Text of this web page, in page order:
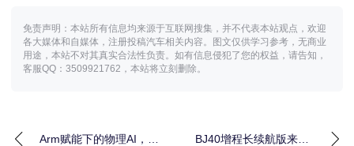
免责声明：本站所有信息均来源于互联网搜集，并不代表本站观点，欢迎
各大媒体和自媒体，注册投稿汽车相关内容。图文仅供学习参考，无商业
用途，本站不对其真实合法性负责。如有信息侵犯了您的权益，请告知，
客服QQ：3509921762，本站将立刻删除。
Arm赋能下的物理AI，成
BJ40增程长续航版来